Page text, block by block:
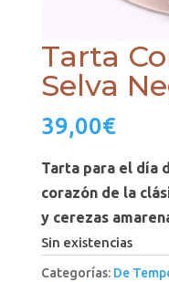
Tarta
Selva
39,00€
Tarta para el día
corazón de la
y cerezas
Sin existencias
Categorías: De